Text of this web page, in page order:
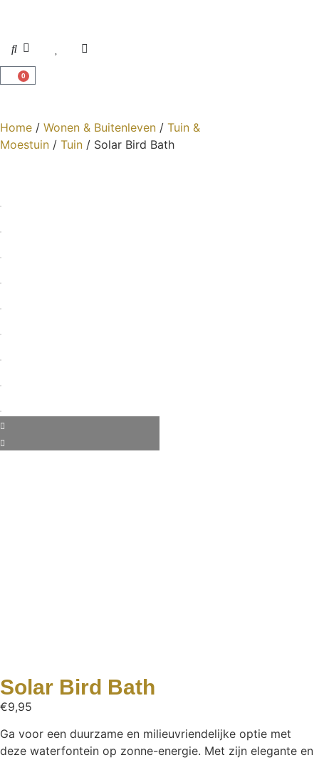
0
Home / Wonen & Buitenleven / Tuin &
Moestuin / Tuin / Solar Bird Bath
Solar Bird Bath
€9,95
Ga voor een duurzame en milieuvriendelijke optie met
deze waterfontein op zonne-energie. Met zijn elegante en